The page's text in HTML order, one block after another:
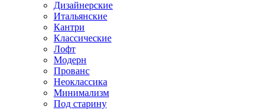
Дизайнерские
Итальянские
Кантри
Классические
Лофт
Модерн
Прованс
Неоклассика
Минимализм
Под старину